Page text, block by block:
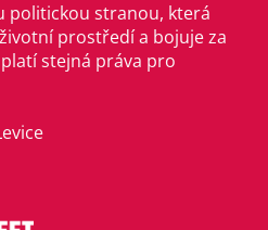
politickou stranou, která
prostředí a bojuje za
stejná práva pro